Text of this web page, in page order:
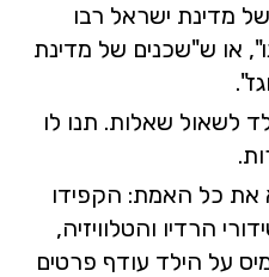
מדינת ישראל רבו
או ש"שכנים של מדינת
לשאול שאלות. תנו לו
כל האמת: הקפידו
הרדיו והטלוויזיה,
על הילד עודף פרטים